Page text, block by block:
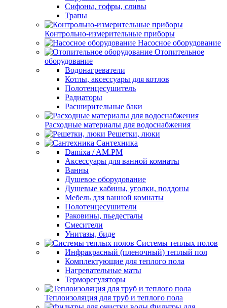
Сифоны, гофры, сливы
Трапы
Контрольно-измерительные приборы
Насосное оборудование
Отопительное
оборудование
Водонагреватели
Котлы, аксессуары для котлов
Полотенцесушитель
Радиаторы
Расширительные баки
Расходные материалы для водоснабжения
Решетки, люки
Сантехника
Damixa / AM.PM
Аксессуары для ванной комнаты
Ванны
Душевое оборудование
Душевые кабины, уголки, поддоны
Мебель для ванной комнаты
Полотенцесушители
Раковины, пьедесталы
Смесители
Унитазы, биде
Системы теплых полов
Инфракрасный (пленочный) теплый пол
Комплектующие для теплого пола
Нагревательные маты
Терморегуляторы
Теплоизоляция для труб и теплого пола